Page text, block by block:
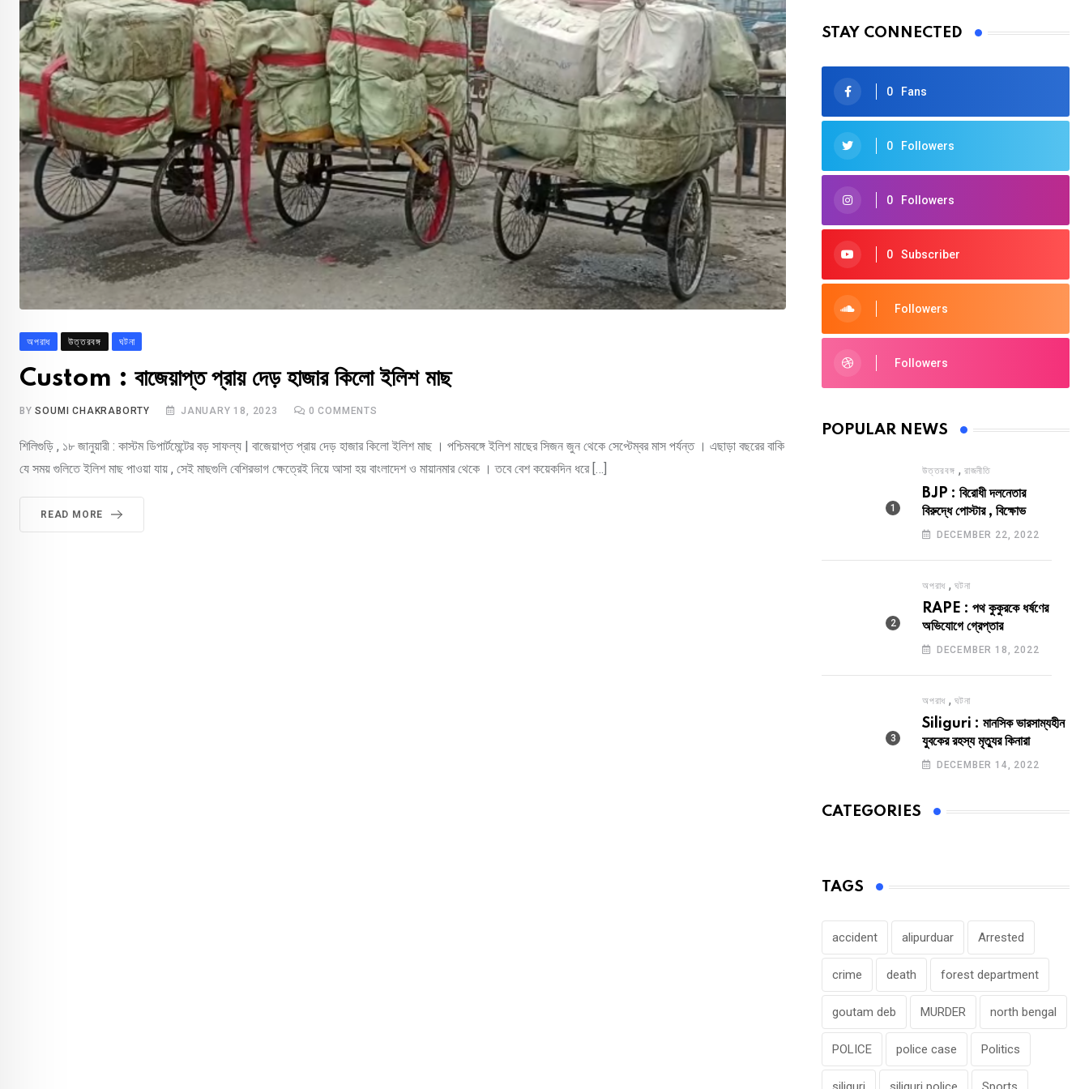
অপরাধ উত্তরবঙ্গ ঘটনা
Custom : বাজেয়াপ্ত প্রায় দেড় হাজার কিলো ইলিশ মাছ
BYSOUMI CHAKRABORTY JANUARY 18, 2023 0 COMMENTS
শিলিগুড়ি , ১৮ জানুয়ারী : কাস্টম ডিপার্টমেন্টের বড় সাফল্য | বাজেয়াপ্ত প্রায় দেড় হাজার কিলো ইলিশ মাছ । পশ্চিমবঙ্গে ইলিশ মাছের সিজন জুন থেকে সেপ্টেম্বর মাস পর্যন্ত । এছাড়া বছরের বাকি
যে সময় গুলিতে ইলিশ মাছ পাওয়া যায় , সেই মাছগুলি বেশিরভাগ ক্ষেত্রেই নিয়ে আসা হয় বাংলাদেশ ও মায়ানমার থেকে । তবে বেশ কয়েকদিন ধরে […]
READ MORE
STAY CONNECTED
0 Fans
0 Followers
0 Followers
0 Subscriber
Followers
Followers
POPULAR NEWS
উত্তরবঙ্গ , রাজনীতি
BJP : বিরোধী দলনেতার
বিরুদ্ধে পোস্টার , বিক্ষোভ
DECEMBER 22, 2022
অপরাধ ,ঘটনা
RAPE : পথ কুকুরকে ধর্ষণের
অভিযোগে গ্রেপ্তার
DECEMBER 18, 2022
অপরাধ ,ঘটনা
Siliguri : মানসিক ভারসাম্যহীন
যুবকের রহস্য মৃত্যুর কিনারা
DECEMBER 14, 2022
CATEGORIES
TAGS
accident alipurduar Arrested
crime death forest department
goutam deb MURDER north bengal
POLICE police case Politics